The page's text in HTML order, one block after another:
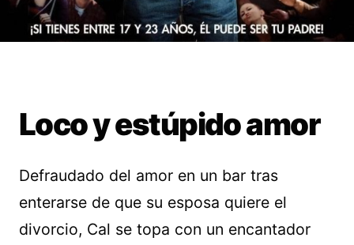
Loco y estúpido amor
Defraudado del amor en un bar tras
enterarse de que su esposa quiere el
divorcio, Cal se topa con un encantador